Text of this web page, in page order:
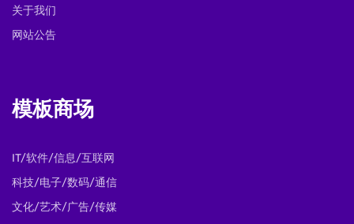
关于我们
网站公告
模板商场
IT/软件/信息/互联网
科技/电子/数码/通信
文化/艺术/广告/传媒